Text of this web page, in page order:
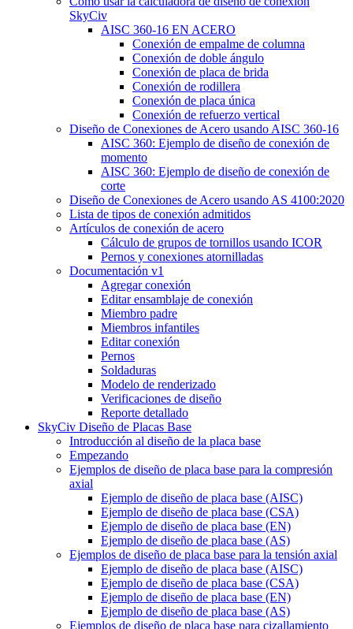
SkyCiv
AISC 360-16 EN ACERO
Conexión de empalme de columna
Conexión de doble ángulo
Conexión de placa de brida
Conexión de rodillera
Conexión de placa única
Conexión de refuerzo vertical
Diseño de Conexiones de Acero usando AISC 360-16
AISC 360: Ejemplo de diseño de conexión de
momento
AISC 360: Ejemplo de diseño de conexión de
corte
Diseño de Conexiones de Acero usando AS 4100:2020
Lista de tipos de conexión admitidos
Artículos de conexión de acero
Cálculo de grupos de tornillos usando ICOR
Pernos y conexiones atornilladas
Documentación v1
Agregar conexión
Editar ensamblaje de conexión
Miembro padre
Miembros infantiles
Editar conexión
Pernos
Soldaduras
Modelo de renderizado
Verificaciones de diseño
Reporte detallado
SkyCiv Diseño de Placas Base
Introducción al diseño de la placa base
Empezando
Ejemplos de diseño de placa base para la compresión
axial
Ejemplo de diseño de placa base (AISC)
Ejemplo de diseño de placa base (CSA)
Ejemplo de diseño de placa base (EN)
Ejemplo de diseño de placa base (AS)
Ejemplos de diseño de placa base para la tensión axial
Ejemplo de diseño de placa base (AISC)
Ejemplo de diseño de placa base (CSA)
Ejemplo de diseño de placa base (EN)
Ejemplo de diseño de placa base (AS)
Ejemplos de diseño de placa base para cizallamiento